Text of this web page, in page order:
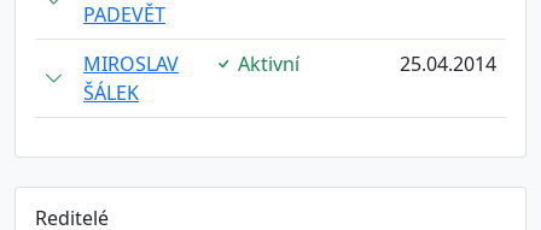
PADEVĚT
MIROSLAV
ŠÁLEK
Aktivní 25.04.2014
Reditelé